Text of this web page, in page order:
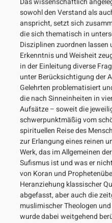
sowohl den Verstand als
anspricht, setzt sich
die sich thematisch in
Disziplinen zuordnen lassen
Erkenntnis und Weisheit
in der Einleitung diverse
unter Berücksichtigung der
Gelehrten problematisiert
die nach Sinneinheiten in
Aufsätze – soweit die
schwerpunktmäßig vom
spirituellen Reise des
zur Erlangung eines reinen
Werk, das im Allgemeinen
Sufismus ist und was er
von Koran und
Heranziehung klassischer
abgefasst, aber auch die
muslimischer Theologen
wurde dabei weitgehend